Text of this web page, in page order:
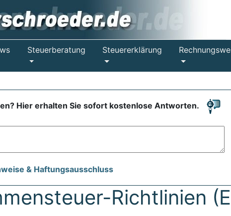
Steuerberatung Steuererklärung
Hier erhalten Sie sofort kostenlose Antworten.
& Haftungsausschluss
Richtlinien